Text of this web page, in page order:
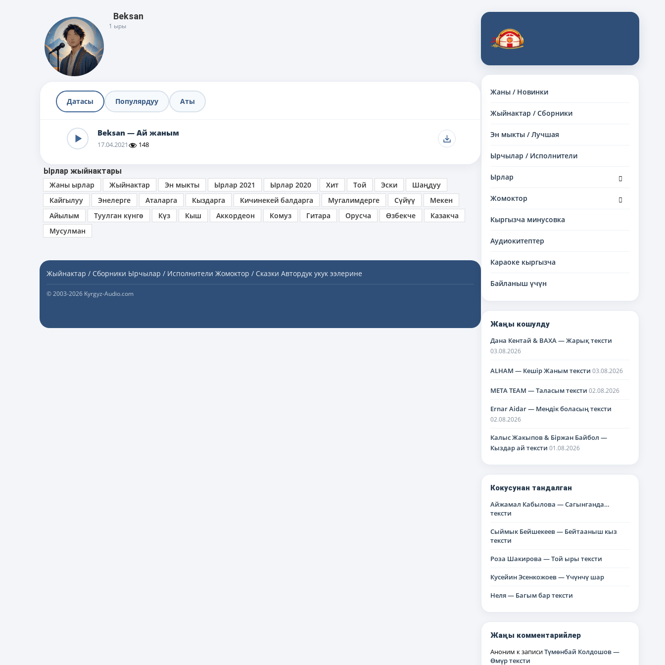
Жаны / Новинки
Жыйнактар / Сборники
Эн мыкты / Лучшая
Ырчылар / Исполнители
Ырлар
дочернее
Жомоктор
дочернее
Кыргызча минусовка
Аудиокитептер
Караоке кыргызча
Байланыш үчүн
Жаңы кошулду
Дана Кентай & BAXA — Жарық тексти
03.08.2026
ALHAM — Кешір Жаным тексти 03.08.2026
META TEAM — Таласым тексти 02.08.2026
Ernar Aidar — Мендік боласың тексти
02.08.2026
Калыс Жакыпов & Біржан Байбол —
Кыздар ай тексти 01.08.2026
Кокусунан тандалган
Айжамал Кабылова — Сагынганда…
тексти
Сыймык Бейшекеев — Бейтааныш кыз
тексти
Роза Шакирова — Той ыры тексти
Кусейин Эсенкожоев — Үчүнчү шар
Неля — Багым бар тексти
Жаңы комментарийлер
Аноним к записиТүмөнбай Колдошов —
Өмүр тексти
Beksan
1 ыры
Датасы Популярдуу Аты
Beksan — Ай жаным
17.04.2021 148
Ырлар жыйнактары
Жаны ырлар
Жыйнактар Эн мыкты Ырлар 2021 Ырлар 2020 Хит Той Эски
Шаңдуу
Кайгылуу
Энелерге Аталарга Кыздарга Кичинекей балдарга Мугалимдерге Сүйүү
Мекен
Айылым
Туулган күнгө Күз Кыш Аккордеон Комуз Гитара Орусча Өзбекче
Казакча
Мусулман
Жыйнактар / Сборники Ырчылар / Исполнители Жомоктор / Сказки Автордук укук ээлерине
© 2003-2026 Kyrgyz-Audio.com